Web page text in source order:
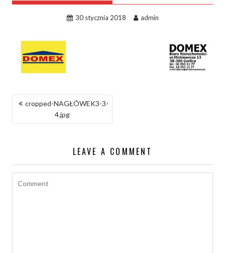
30 stycznia 2018 admin
NAWIGACJA
cropped-NAGŁÓWEK3-3-
4.jpg
LEAVE A COMMENT